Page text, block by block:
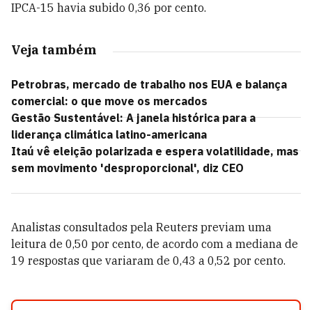
IPCA-15 havia subido 0,36 por cento.
Veja também
Petrobras, mercado de trabalho nos EUA e balança
comercial: o que move os mercados
Gestão Sustentável: A janela histórica para a
liderança climática latino-americana
Itaú vê eleição polarizada e espera volatilidade, mas
sem movimento 'desproporcional', diz CEO
Analistas consultados pela Reuters previam uma
leitura de 0,50 por cento, de acordo com a mediana de
19 respostas que variaram de 0,43 a 0,52 por cento.